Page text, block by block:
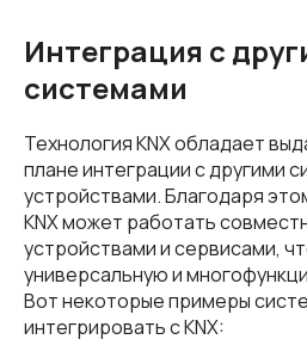
Интеграция с
системами
Технология KNX обладает
плане интеграции с другими
устройствами. Благодаря
KNX может работать
устройствами и сервисами,
универсальную и
Вот некоторые примеры
интегрировать с KNX: